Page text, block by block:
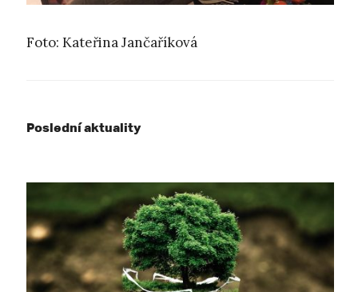
Foto: Kateřina Jančaříková
Poslední aktuality